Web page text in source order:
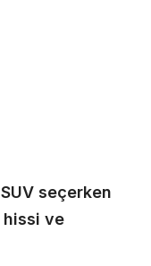
seçerken
ve